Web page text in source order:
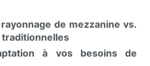
de mezzanine vs.
traditionnelles
à vos besoins de